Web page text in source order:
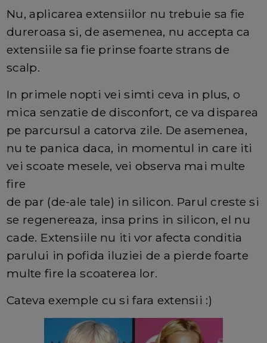
Nu, aplicarea extensiilor nu trebuie sa fie
dureroasa si, de asemenea, nu accepta ca
extensiile sa fie prinse foarte strans de
scalp.
In primele nopti vei simti ceva in plus, o
mica senzatie de disconfort, ce va disparea
pe parcursul a catorva zile. De asemenea,
nu te panica daca, in momentul in care iti
vei scoate mesele, vei observa mai multe
fire
de par (de-ale tale) in silicon. Parul creste si
se regenereaza, insa prins in silicon, el nu
cade. Extensiile nu iti vor afecta conditia
parului in pofida iluziei de a pierde foarte
multe fire la scoaterea lor.
Cateva exemple cu si fara extensii :)